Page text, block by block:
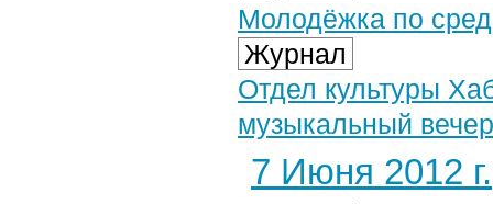
Молодёжка по
Журнал
Отдел культуры
музыкальный
7 Июня 2012 г.